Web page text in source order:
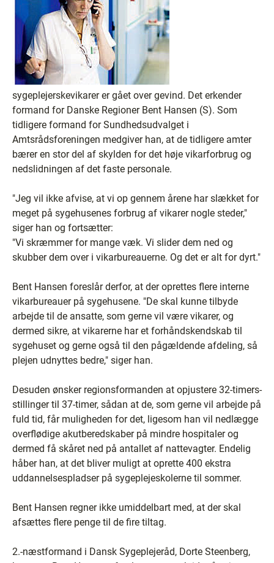
sygeplejerskevikarer er gået over gevind. Det erkender
formand for Danske Regioner Bent Hansen (S). Som
tidligere formand for Sundhedsudvalget i
Amtsrådsforeningen medgiver han, at de tidligere amter
bærer en stor del af skylden for det høje vikarforbrug og
nedslidningen af det faste personale.
"Jeg vil ikke afvise, at vi op gennem årene har slækket for
meget på sygehusenes forbrug af vikarer nogle steder,"
siger han og fortsætter:
"Vi skræmmer for mange væk. Vi slider dem ned og
skubber dem over i vikarbureauerne. Og det er alt for dyrt."
Bent Hansen foreslår derfor, at der oprettes flere interne
vikarbureauer på sygehusene. "De skal kunne tilbyde
arbejde til de ansatte, som gerne vil være vikarer, og
dermed sikre, at vikarerne har et forhåndskendskab til
sygehuset og gerne også til den pågældende afdeling, så
plejen udnyttes bedre," siger han.
Desuden ønsker regionsformanden at opjustere 32-timers-
stillinger til 37-timer, sådan at de, som gerne vil arbejde på
fuld tid, får muligheden for det, ligesom han vil nedlægge
overflødige akutberedskaber på mindre hospitaler og
dermed få skåret ned på antallet af nattevagter. Endelig
håber han, at det bliver muligt at oprette 400 ekstra
uddannelsespladser på sygeplejeskolerne til sommer.
Bent Hansen regner ikke umiddelbart med, at der skal
afsættes flere penge til de fire tiltag.
2.-næstformand i Dansk Sygeplejeråd, Dorte Steenberg,